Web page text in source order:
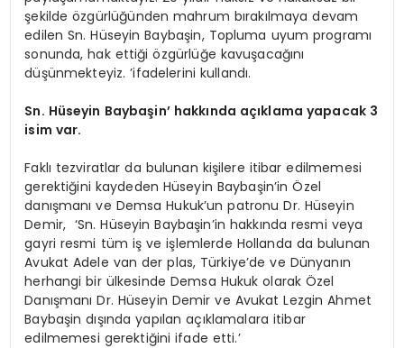
şekilde özgürlüğünden mahrum bırakılmaya devam
edilen Sn. Hüseyin Baybaşin, Topluma uyum programı
sonunda, hak ettiği özgürlüğe kavuşacağını
düşünmekteyiz. ’ifadelerini kullandı.
Sn. Hüseyin Baybaşin’ hakkında açıklama yapacak 3
isim var.
Faklı tezviratlar da bulunan kişilere itibar edilmemesi
gerektiğini kaydeden Hüseyin Baybaşin’in Özel
danışmanı ve Demsa Hukuk’un patronu Dr. Hüseyin
Demir, ‘Sn. Hüseyin Baybaşin’in hakkında resmi veya
gayri resmi tüm iş ve işlemlerde Hollanda da bulunan
Avukat Adele van der plas, Türkiye’de ve Dünyanın
herhangi bir ülkesinde Demsa Hukuk olarak Özel
Danışmanı Dr. Hüseyin Demir ve Avukat Lezgin Ahmet
Baybaşin dışında yapılan açıklamalara itibar
edilmemesi gerektiğini ifade etti.’